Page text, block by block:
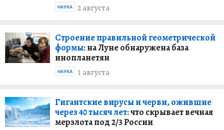
2 августа
НАУКА
Строение правильной геометрической
формы:на Луне обнаружена база
инопланетян
1 августа
НАУКА
Гигантские вирусы и черви, ожившие
через 40 тысяч лет:что скрывает вечная
мерзлота под 2/3 России